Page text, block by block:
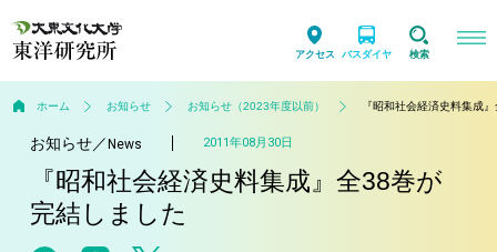
アクセス バスダイヤ 検索
ホーム お知らせ お知らせ（2023年度以前） 『昭和社会経済史料集成
お知らせ／News 2011年08月30日
『昭和社会経済史料集成』全38巻が
完結しました